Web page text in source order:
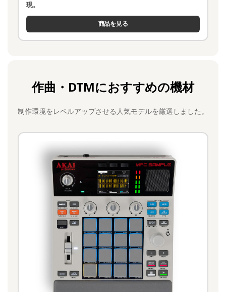
現。
商品を見る
作曲・DTMにおすすめの機材
制作環境をレベルアップさせる人気モデルを厳選しました。